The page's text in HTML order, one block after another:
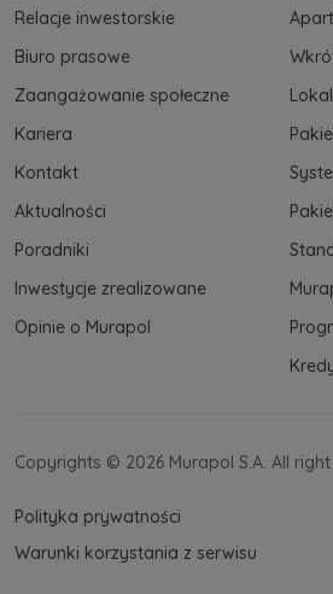
Relacje inwestorskie
Biuro prasowe
Zaangażowanie społeczne
Kariera
Kontakt
Aktualności
Poradniki
Inwestycje zrealizowane
Opinie o Murapol
Copyrights © 2026 Murapol S.A. All right
Polityka prywatności
Warunki korzystania z serwisu